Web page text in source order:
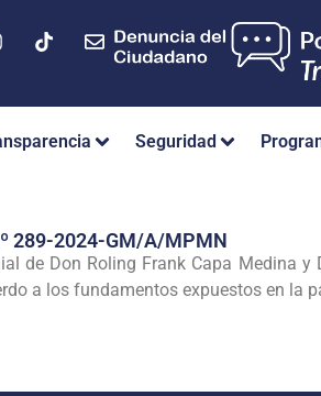
Seguridad
289-2024-GM/A/MPMN
de Don Roling Frank Capa Medina
a los fundamentos expuestos en la